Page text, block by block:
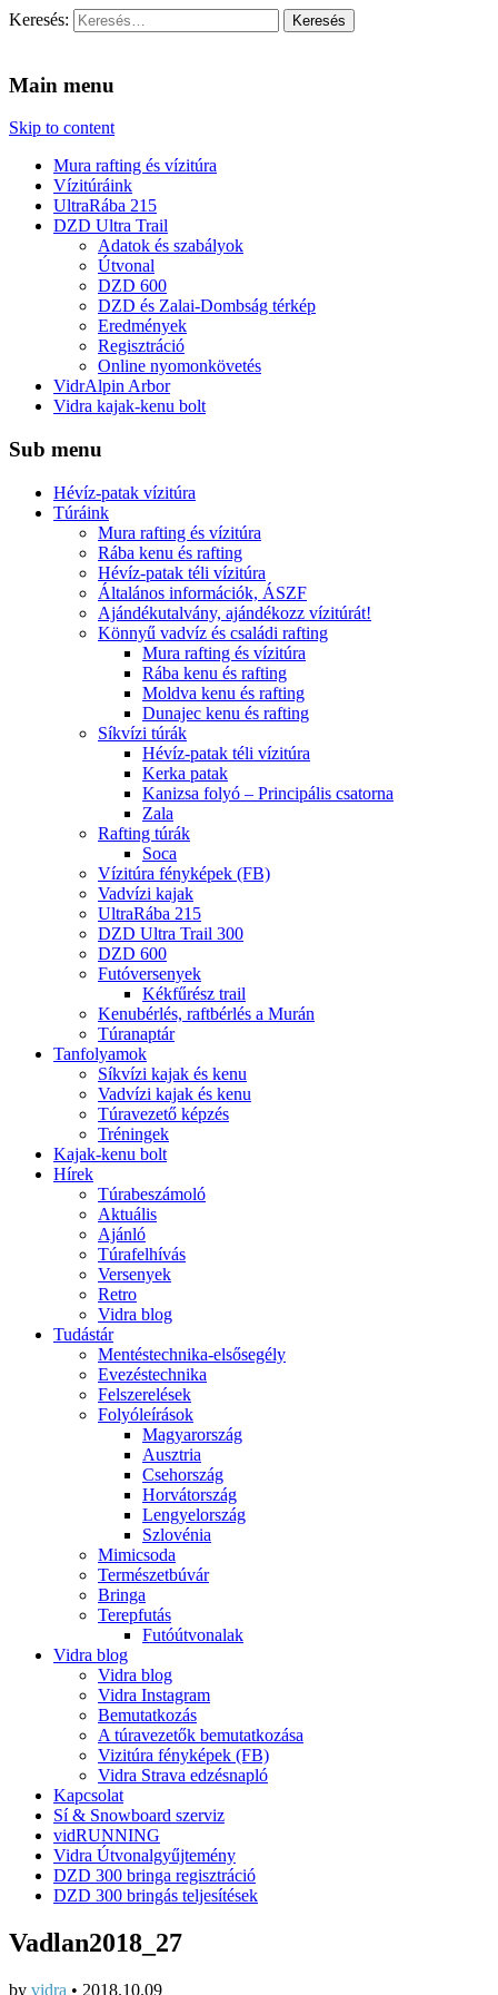
Keresés:
Main menu
Skip to content
Mura rafting és vízitúra
Vízitúráink
UltraRába 215
DZD Ultra Trail
Adatok és szabályok
Útvonal
DZD 600
DZD és Zalai-Dombság térkép
Eredmények
Regisztráció
Online nyomonkövetés
VidrAlpin Arbor
Vidra kajak-kenu bolt
Sub menu
Hévíz-patak vízitúra
Túráink
Mura rafting és vízitúra
Rába kenu és rafting
Hévíz-patak téli vízitúra
Általános információk, ÁSZF
Ajándékutalvány, ajándékozz vízitúrát!
Könnyű vadvíz és családi rafting
Mura rafting és vízitúra
Rába kenu és rafting
Moldva kenu és rafting
Dunajec kenu és rafting
Síkvízi túrák
Hévíz-patak téli vízitúra
Kerka patak
Kanizsa folyó – Principális csatorna
Zala
Rafting túrák
Soca
Vízitúra fényképek (FB)
Vadvízi kajak
UltraRába 215
DZD Ultra Trail 300
DZD 600
Futóversenyek
Kékfűrész trail
Kenubérlés, raftbérlés a Murán
Túranaptár
Tanfolyamok
Síkvízi kajak és kenu
Vadvízi kajak és kenu
Túravezető képzés
Tréningek
Kajak-kenu bolt
Hírek
Túrabeszámoló
Aktuális
Ajánló
Túrafelhívás
Versenyek
Retro
Vidra blog
Tudástár
Mentéstechnika-elsősegély
Evezéstechnika
Felszerelések
Folyóleírások
Magyarország
Ausztria
Csehország
Horvátország
Lengyelország
Szlovénia
Mimicsoda
Természetbúvár
Bringa
Terepfutás
Futóútvonalak
Vidra blog
Vidra blog
Vidra Instagram
Bemutatkozás
A túravezetők bemutatkozása
Vizitúra fényképek (FB)
Vidra Strava edzésnapló
Kapcsolat
Sí & Snowboard szerviz
vidRUNNING
Vidra Útvonalgyűjtemény
DZD 300 bringa regisztráció
DZD 300 bringás teljesítések
Vadlan2018_27
by vidra • 2018.10.09